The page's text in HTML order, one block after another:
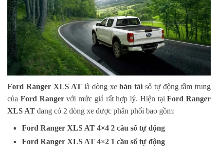
Ford Ranger XLS ATlà dòng xebán tải số tự động tầm trung
của Ford Rangervới mức giá rất hợp lý. Hiện tạiFord Ranger
XLS AT đang có 2 dòng xe được phân phối bao gồm:
Ford Ranger XLS AT 4×4 2 cầu số tự động
Ford Ranger XLS AT 4×2 1 cầu số tự động